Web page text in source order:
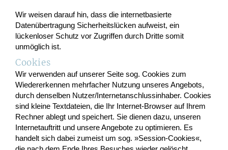
Wir weisen darauf hin, dass die internetbasierte
Datenübertragung Sicherheitslücken aufweist, ein
lückenloser Schutz vor Zugriffen durch Dritte somit
unmöglich ist.
Cookies
Wir verwenden auf unserer Seite sog. Cookies zum
Wiedererkennen mehrfacher Nutzung unseres Angebots,
durch denselben Nutzer/Internetanschlussinhaber. Cookies
sind kleine Textdateien, die Ihr Internet-Browser auf Ihrem
Rechner ablegt und speichert. Sie dienen dazu, unseren
Internetauftritt und unsere Angebote zu optimieren. Es
handelt sich dabei zumeist um sog. »Session-Cookies«,